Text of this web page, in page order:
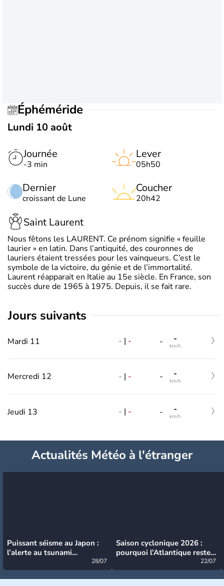
Éphéméride
Lundi 10 août
Journée
-3 min
Dernier
croissant de Lune
Lever
05h50
Coucher
20h42
Saint Laurent
Nous fêtons les LAURENT. Ce prénom signifie « feuille
laurier » en latin. Dans l’antiquité, des couronnes de
lauriers étaient tressées pour les vainqueurs. C’est le
symbole de la victoire, du génie et de l’immortalité.
Laurent réapparait en Italie au 15e siècle. En France, son
succès dure de 1965 à 1975. Depuis, il se fait rare.
jours suivants
Mardi 11 - | - - -
km/h
Mercredi 12 - | - - -
km/h
Jeudi 13 - | - - -
km/h
Actualités Météo à l'étranger
Puissant séisme au Japon :
l’alerte au tsunami
28/07
Saison cyclonique 2026 :
pourquoi l’Atlantique reste
22/07